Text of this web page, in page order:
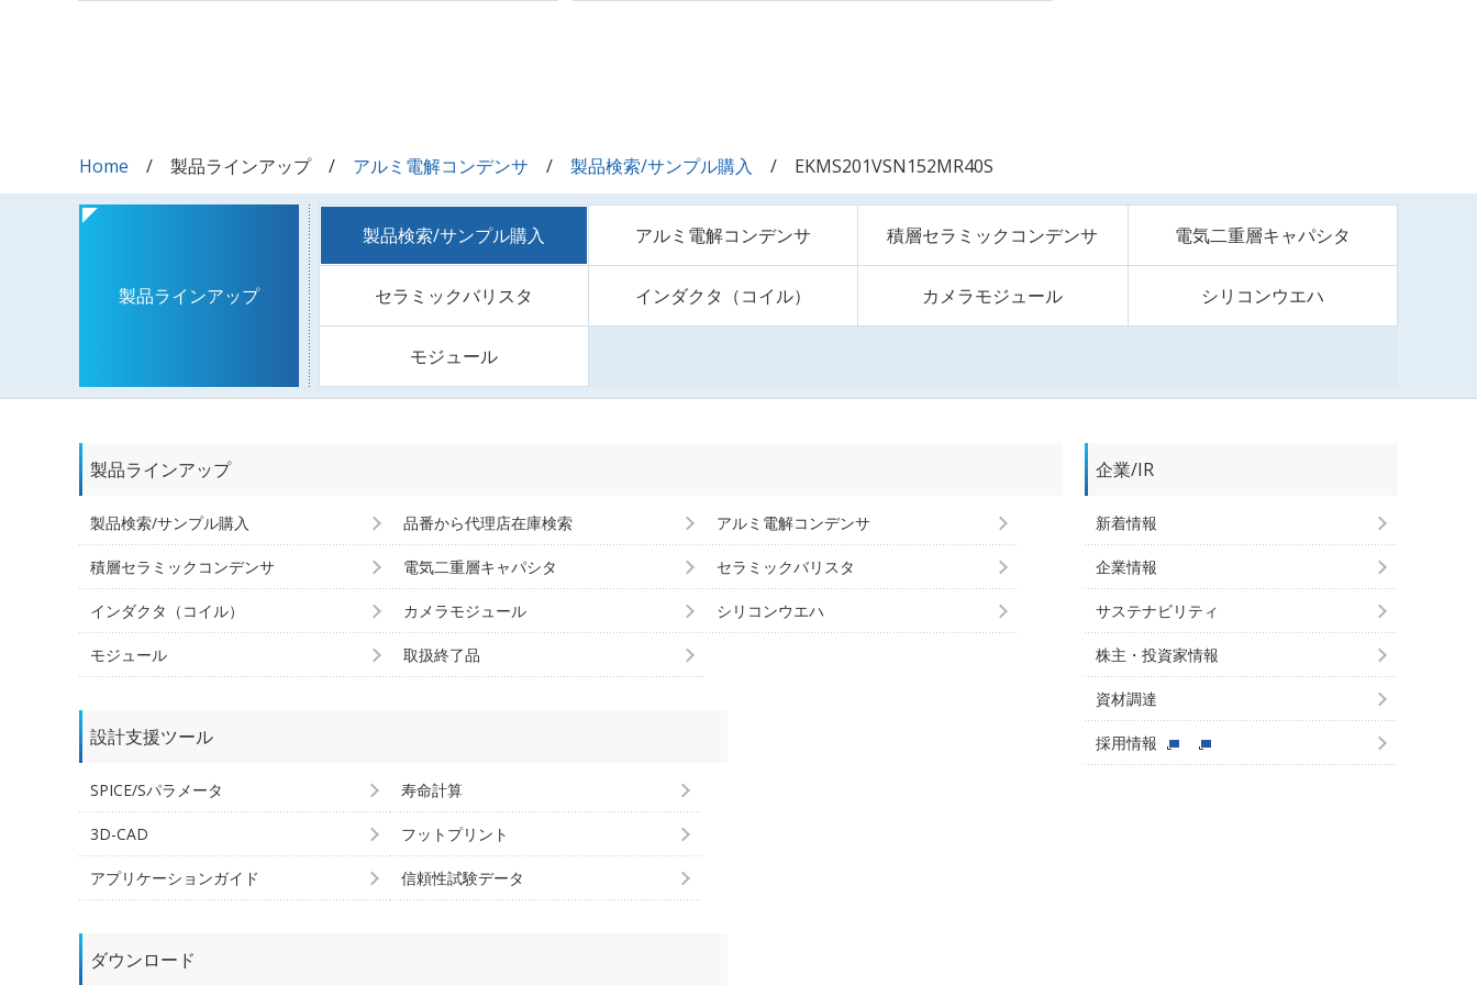
Home 製品ラインアップ アルミ電解コンデンサ 製品検索/サンプル購入 EKMS201VSN152MR40S
製品ラインアップ
製品検索/サンプル購入 アルミ電解コンデンサ 積層セラミックコンデンサ 電気二重層キャパシタ
セラミックバリスタ インダクタ（コイル） カメラモジュール シリコンウエハ
モジュール
製品ラインアップ
製品検索/サンプル購入 品番から代理店在庫検索 アルミ電解コンデンサ
積層セラミックコンデンサ 電気二重層キャパシタ セラミックバリスタ
インダクタ（コイル） カメラモジュール シリコンウエハ
モジュール 取扱終了品
設計支援ツール
SPICE/Sパラメータ 寿命計算
3D-CAD フットプリント
アプリケーションガイド 信頼性試験データ
ダウンロード
企業/IR
新着情報
企業情報
サステナビリティ
株主・投資家情報
資材調達
採用情報